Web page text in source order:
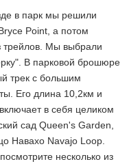
в парк мы решили
Point, а потом
трейлов. Мы выбрали
В парковой брошюре
трек с большим
Его длина 10,2км и
в себя целиком
сад Queen's Garden,
Навахо Navajo Loop.
несколько из